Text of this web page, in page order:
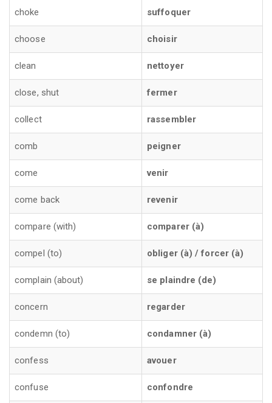
choke suffoquer
choose choisir
clean nettoyer
close, shut fermer
collect rassembler
comb peigner
come venir
come back revenir
compare (with) comparer (à)
compel (to) obliger (à) / forcer (à)
complain (about) se plaindre (de)
concern regarder
condemn (to) condamner (à)
confess avouer
confuse confondre